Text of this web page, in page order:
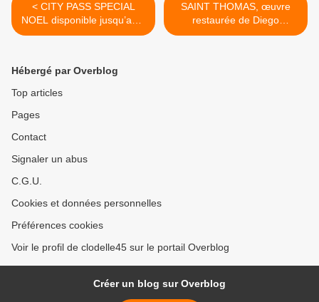
< CITY PASS SPECIAL
NOEL disponible jusqu’au 5
janvier 2020 : 8 coupons
SAINT THOMAS, œuvre
restaurée de Diego
Velázquez objet d’ une
Hébergé par Overblog
Top articles
Pages
Contact
Signaler un abus
C.G.U.
Cookies et données personnelles
Préférences cookies
Voir le profil de clodelle45 sur le portail Overblog
Créer un blog sur Overblog